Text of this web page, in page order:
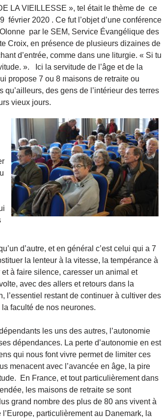
LA VIEILLESSE », tel était le thème de ce
février 2020 . Ce fut l’objet d’une conférence
par le SEM, Service Évangélique des
Croix, en présence de plusieurs dizaines de
d’entrée, comme dans une liturgie. « Si tu
». Ici la servitude de l’âge et de la
propose 7 ou 8 maisons de retraite ou
qu’ailleurs, des gens de l’intérieur des terres
vieux jours.
d’autre, et en général c’est celui qui a 7
la lenteur à la vitesse, la tempérance à
et à faire silence, caresser un animal et
avec des allers et retours dans la
l’essentiel restant de continuer à cultiver des
faculté de nos neurones.
les uns des autres, l’autonomie
dépendances. La perte d’autonomie en est
qui nous font vivre permet de limiter ces
menacent avec l’avancée en âge, la pire
En France, et tout particulièrement dans
les maisons de retraite se sont
grand nombre des plus de 80 ans vivent à
particulièrement au Danemark, la